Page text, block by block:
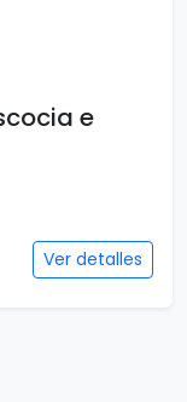
e
Ver detalles